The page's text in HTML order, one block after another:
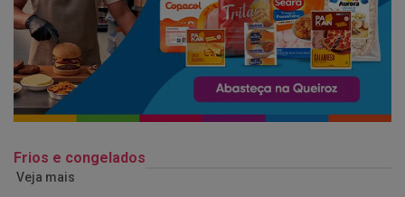
Frios e congelados
Veja mais